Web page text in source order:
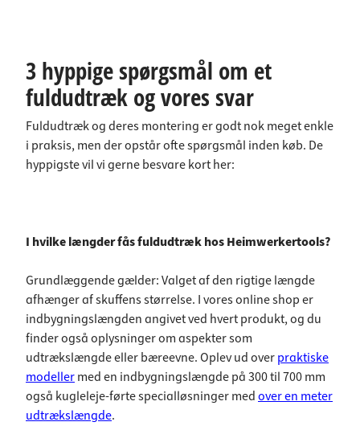
3 hyppige spørgsmål om et
fuldudtræk og vores svar
Fuldudtræk og deres montering er godt nok meget enkle
i praksis, men der opstår ofte spørgsmål inden køb. De
hyppigste vil vi gerne besvare kort her:
I hvilke længder fås fuldudtræk hos Heimwerkertools?
Grundlæggende gælder: Valget af den rigtige længde
afhænger af skuffens størrelse. I vores online shop er
indbygningslængden angivet ved hvert produkt, og du
finder også oplysninger om aspekter som
udtrækslængde eller bæreevne. Oplev ud overpraktiske
modellermed en indbygningslængde på 300 til 700 mm
også kugleleje-førte specialløsninger medover en meter
udtrækslængde.